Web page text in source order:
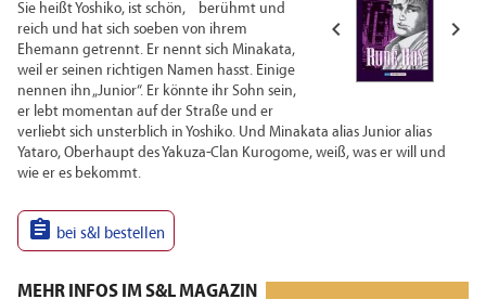
 
Sie heißt Yoshiko, ist schön, berühmt und
reich und hat sich soeben von ihrem
Ehemann getrennt. Er nennt sich Minakata,
weil er seinen richtigen Namen hasst. Einige
nennen ihn „Junior“. Er könnte ihr Sohn sein,
er lebt momentan auf der Straße und er
verliebt sich unsterblich in Yoshiko. Und Minakata alias Junior alias
Yataro, Oberhaupt des Yakuza-Clan Kurogome, weiß, was er will und
wie er es bekommt.
 bei s&l bestellen
MEHR INFOS IM S&L MAGAZIN